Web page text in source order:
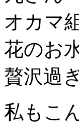
オカマ
花のお
贅沢過
私もこ